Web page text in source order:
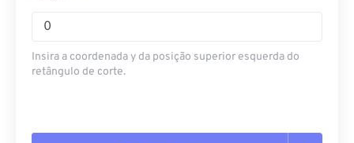
Insira a coordenada y da posição superior esquerda do
retângulo de corte.